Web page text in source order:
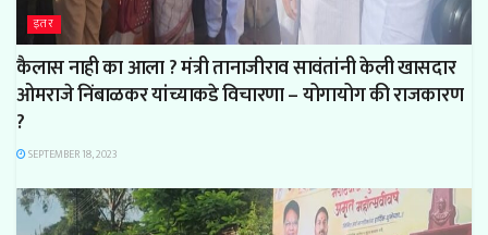
इतर
कैलास नाही का आला ? मंत्री तानाजीराव सावंतांनी केली खासदार
ओमराजे निंबाळकर यांच्याकडे विचारणा – योगायोग की राजकारण
?
SEPTEMBER 18, 2023